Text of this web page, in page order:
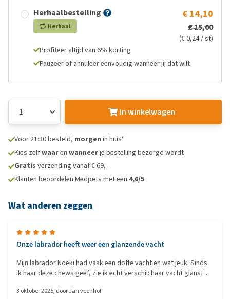
Herhaalbestelling
Herhaal
€ 14,10
€ 15,00
(€ 0,24 / st)
Profiteer altijd van 6% korting
Pauzeer of annuleer eenvoudig wanneer jij dat wilt
In winkelwagen
Voor 21:30 besteld, morgen in huis*
Kies zelfwaaren wanneerje bestelling bezorgd wordt
Gratis verzending vanaf € 69,-
Klanten beoordelen Medpets met een 4,6/5
Wat anderen zeggen
Onze labrador heeft weer een glanzende vacht
Mijn labrador Noeki had vaak een doffe vacht en wat jeuk. Sinds
ik haar deze chews geef, zie ik echt verschil: haar vacht glanst
alsof het een traktatie is. Voor ons een top product dat ik zeker
3 oktober 2025, doorJan veenhof